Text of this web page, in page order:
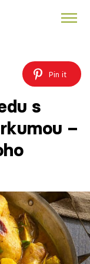
Pin it
s
–